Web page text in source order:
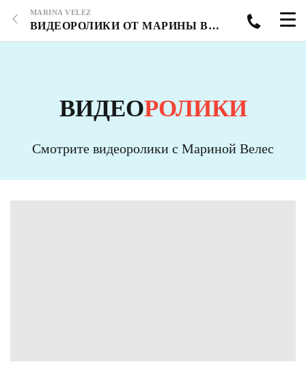
MARINA VELEZ
ВИДЕОРОЛИКИ ОТ МАРИНЫ ВЕЛЕС - СТРАНИЦА 1
ВИДЕОРОЛИКИ
Смотрите видеоролики с Мариной Велес